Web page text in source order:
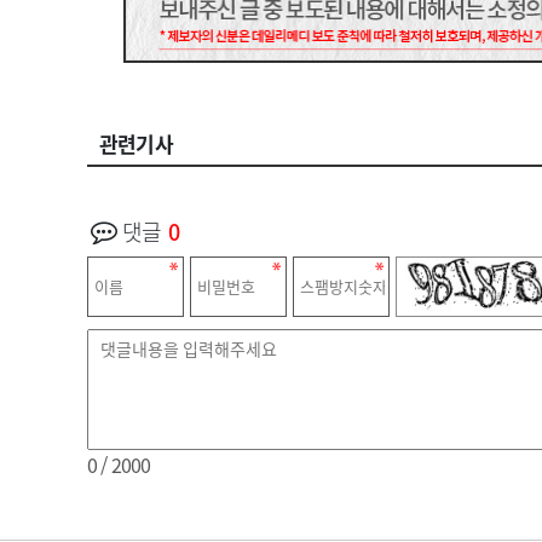
관련기사
댓글 0
0/ 2000